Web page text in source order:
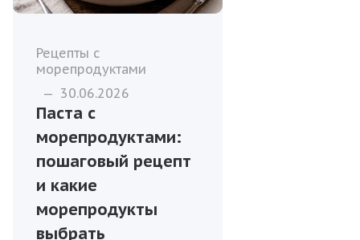
Рецепты с
морепродуктами
— 30.06.2026
Паста с
морепродуктами:
пошаговый рецепт
и какие
морепродукты
выбрать